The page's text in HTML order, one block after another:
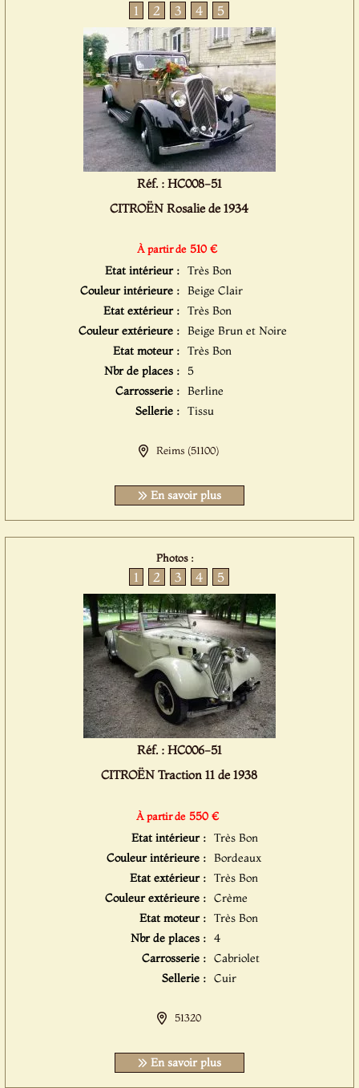
1 2 3 4 5
Réf. : HC008-51
CITROËN Rosalie de 1934
À partir de 510 €
Etat intérieur : Très Bon
Couleur intérieure : Beige Clair
Etat extérieur : Très Bon
Couleur extérieure : Beige Brun et Noire
Etat moteur : Très Bon
Nbr de places : 5
Carrosserie : Berline
Sellerie : Tissu
Reims (51100)
En savoir plus
Photos :
1 2 3 4 5
Réf. : HC006-51
CITROËN Traction 11 de 1938
À partir de 550 €
Etat intérieur : Très Bon
Couleur intérieure : Bordeaux
Etat extérieur : Très Bon
Couleur extérieure : Crème
Etat moteur : Très Bon
Nbr de places : 4
Carrosserie : Cabriolet
Sellerie : Cuir
51320
En savoir plus